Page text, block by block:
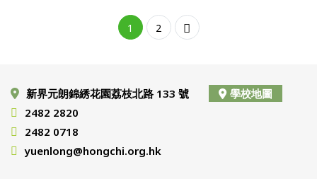
1 2
新界元朗錦綉花園荔枝北路 133 號
學校地圖
2482 2820
2482 0718
yuenlong@hongchi.org.hk